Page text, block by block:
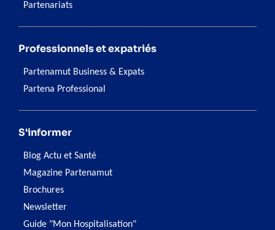
Partenariats
Professionnels et expatriés
Partenamut Business & Expats
Partena Professional
S'informer
Blog Actu et Santé
Magazine Partenamut
Brochures
Newsletter
Guide "Mon Hospitalisation"